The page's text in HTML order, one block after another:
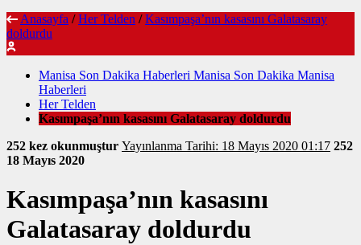
Anasayfa / Her Telden / Kasımpaşa’nın kasasını Galatasaray
doldurdu
Manisa Son Dakika Haberleri Manisa Son Dakika Manisa
Haberleri
Her Telden
Kasımpaşa’nın kasasını Galatasaray doldurdu
252 kez okunmuştur Yayınlanma Tarihi: 18 Mayıs 2020 01:17 252
18 Mayıs 2020
Kasımpaşa’nın kasasını
Galatasaray doldurdu